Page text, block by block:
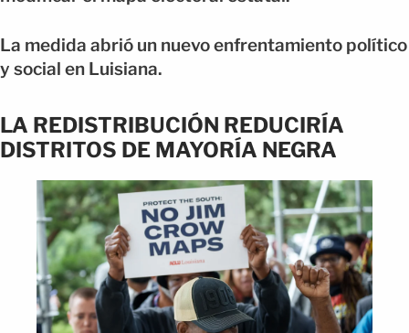
La medida abrió un nuevo enfrentamiento político
y social en Luisiana.
LA REDISTRIBUCIÓN REDUCIRÍA
DISTRITOS DE MAYORÍA NEGRA